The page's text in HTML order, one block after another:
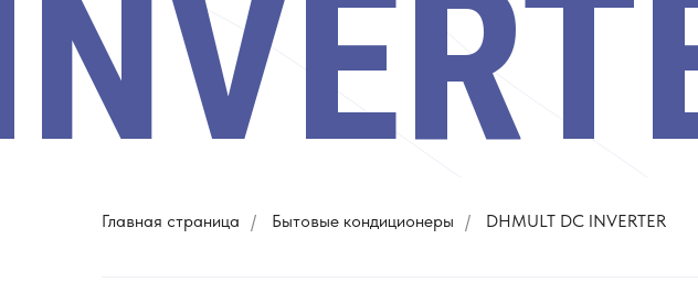
Главная страница / Бытовые кондиционеры / DHMULT DC INVERTER